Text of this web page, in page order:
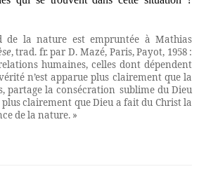
de la nature est empruntée à Mathias
, trad. fr. par D. Mazé, Paris, Payot, 1958 :
humaines, celles dont dépendent
n’est apparue plus clairement que la
partage la consécration sublime du Dieu
clairement que Dieu a fait du Christ la
de la nature. »